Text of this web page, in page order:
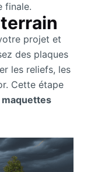
finale.
projet et
des plaques
les reliefs, les
Cette étape
maquettes